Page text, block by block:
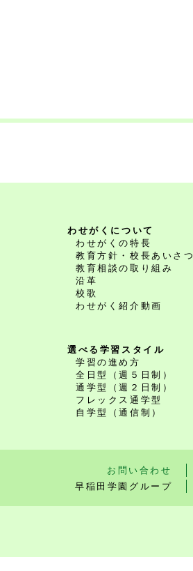
わせがくについて
わせがくの特長
教育方針・校長あいさつ
教育相談の取り組み
沿革
校歌
わせがく紹介動画
選べる学習スタイル
学習の進め方
全日型（週５日制）
通学型（週２日制）
フレックス通学型
自学型（通信制）
お問い合わせ
早稲田学園グループ